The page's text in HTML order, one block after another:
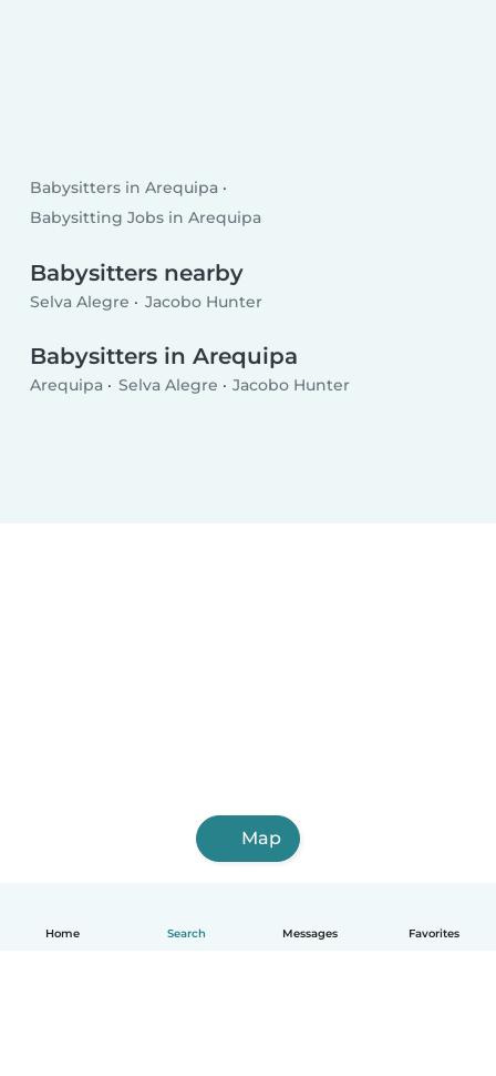
Home Search Messages Favorites
Babysitters in Arequipa
Babysitting Jobs in Arequipa
Babysitters nearby
Selva Alegre Jacobo Hunter
Babysitters in Arequipa
Arequipa Selva Alegre Jacobo Hunter
Map